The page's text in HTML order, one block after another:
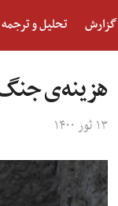
گزارش تحلیل و ترجمه
هزینه‌ی جنگ
۱۳ ثور ۱۴۰۰